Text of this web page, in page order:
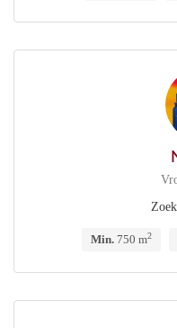
Min.750 m2